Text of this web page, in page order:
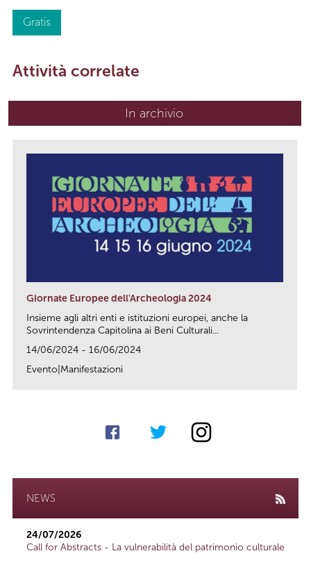
Gratis
Attività correlate
In archivio
Giornate Europee dell'Archeologia 2024
Insieme agli altri enti e istituzioni europei, anche la
Sovrintendenza Capitolina ai Beni Culturali...
14/06/2024 - 16/06/2024
Evento|Manifestazioni
NEWS
24/07/2026
Call for Abstracts - La vulnerabilità del patrimonio culturale